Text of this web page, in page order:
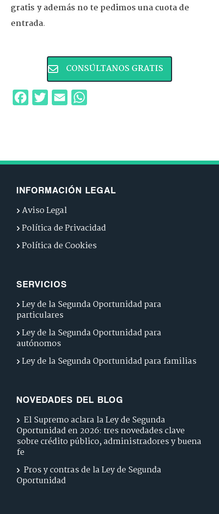
gratis y además no te pedimos una cuota de
entrada.
CONSÚLTANOS GRATIS
Facebook
Twitter
Email
INFORMACIÓN LEGAL
Aviso Legal
Política de Privacidad
Política de Cookies
SERVICIOS
Ley de la Segunda Oportunidad para
particulares
Ley de la Segunda Oportunidad para
autónomos
Ley de la Segunda Oportunidad para familias
NOVEDADES DEL BLOG
El Supremo aclara la Ley de Segunda
Oportunidad en 2026: tres novedades clave
sobre crédito público, administradores y buena
fe
Pros y contras de la Ley de Segunda
Oportunidad